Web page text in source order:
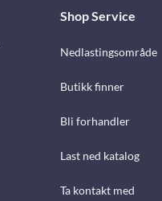
Shop Service
Nedlastingsområde
Butikk finner
Bli forhandler
Last ned katalog
Ta kontakt med